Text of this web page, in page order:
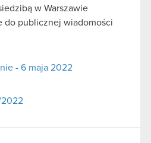
w Warszawie
do publicznej wiadomości
- 6 maja 2022
2022